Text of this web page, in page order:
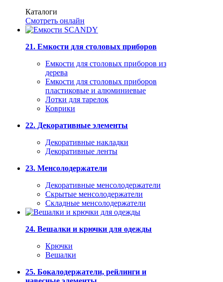
Каталоги
Смотреть онлайн
21. Емкости для столовых приборов
Емкости для столовых приборов из
дерева
Емкости для столовых приборов
пластиковые и алюминиевые
Лотки для тарелок
Коврики
22. Декоративные элементы
Декоративные накладки
Декоративные ленты
23. Менсолодержатели
Декоративные менсолодержатели
Скрытые менсолодержатели
Складные менсолодержатели
24. Вешалки и крючки для одежды
Крючки
Вешалки
25. Бокалодержатели, рейлинги и